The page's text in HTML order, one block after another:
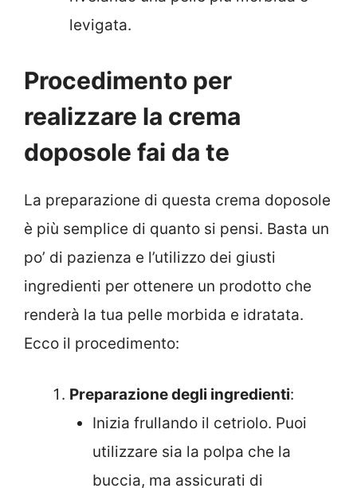
levigata.
Procedimento per
realizzare la crema
doposole fai da te
La preparazione di questa crema doposole
è più semplice di quanto si pensi. Basta un
po’ di pazienza e l’utilizzo dei giusti
ingredienti per ottenere un prodotto che
renderà la tua pelle morbida e idratata.
Ecco il procedimento:
Preparazione degli ingredienti:
Inizia frullando il cetriolo. Puoi
utilizzare sia la polpa che la
buccia, ma assicurati di